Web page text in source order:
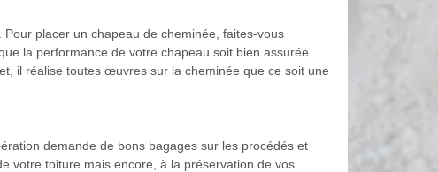
placer un chapeau de cheminée, faites-vous
la performance de votre chapeau soit bien assurée.
il réalise toutes œuvres sur la cheminée que ce soit une
demande de bons bagages sur les procédés et
votre toiture mais encore, à la préservation de vos